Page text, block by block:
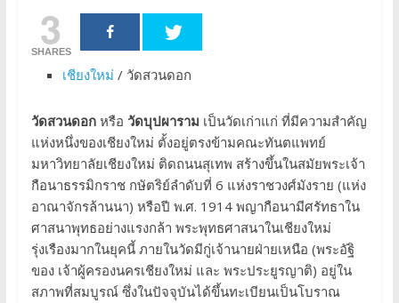
3
SHARES
เชียงใหม่ / วัดสวนดอก
วัดสวนดอกหรือ วัดบุปผาราม เป็นวัดเก่าแก่ ที่มีความสำคัญ
แห่งหนึ่งของเชียงใหม่ ตั้งอยู่ตรงข้ามคณะทันตแพทย์
มหาวิทยาลัยเชียงใหม่ ติดถนนสุเทพ สร้างขึ้นในสมัยพระเจ้า
กือนาธรรมิกราช กษัตริย์ลำดับที่ 6 แห่งราชวงศ์มังราย (แห่ง
อาณาจักรล้านนา) หรือปี พ.ศ. 1914 พญากือนามีศรัทธาใน
ศาสนาพุทธอย่างแรงกล้า พระพุทธศาสนาในเชียงใหม่
รุ่งเรืองมากในยุคนี้ ภายในวัดมีกู่เจ้านายฝ่ายเหนือ (พระอัฐิ
ของ เจ้าผู้ครองนครเชียงใหม่ และ พระประยูรญาติ) อยู่ใน
สภาพที่สมบูรณ์ ซึ่งในปัจจุบันได้ขึ้นทะเบียนเป็นโบราณ